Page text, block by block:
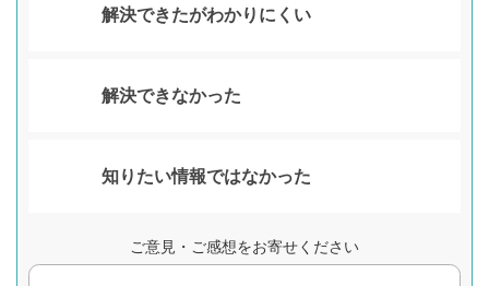
解決できたがわかりにくい
解決できなかった
知りたい情報ではなかった
ご意見・ご感想をお寄せください